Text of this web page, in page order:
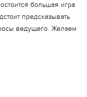
большая игра
предсказывать
ведущего. Желаем